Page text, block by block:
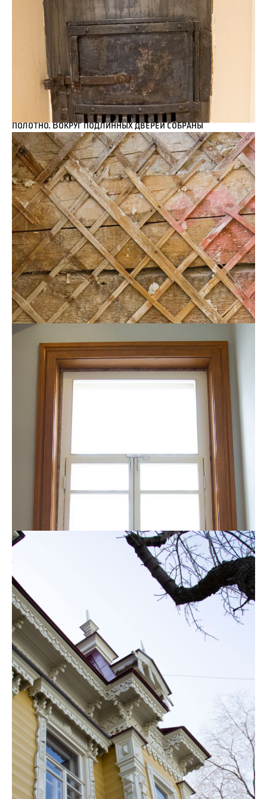
Потолок
Конструкции потолка сделаны из толстых досок по
черепным брускам, прибитым к балкам большими
коваными гвоздями.
Раскрытие потолка сделано для демонстрации
исторических конструкций, обычно скрываемых
штукатуркой.